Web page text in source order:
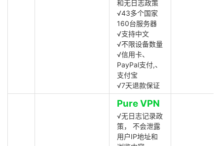
和无日志政策
√43多个国家
160台服务器
√支持中文
√不限设备数量
√信用卡、
PayPal支付,、
支付宝
√7天退款保证
Pure VPN
√无日志记录政
策， 不会泄露
用户IP地址和